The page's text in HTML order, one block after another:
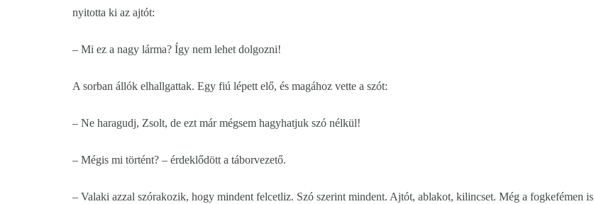
nyitotta ki az ajtót:
– Mi ez a nagy lárma? Így nem lehet dolgozni!
A sorban állók elhallgattak. Egy fiú lépett elő, és magához vette a szót:
– Ne haragudj, Zsolt, de ezt már mégsem hagyhatjuk szó nélkül!
– Mégis mi történt? – érdeklődött a táborvezető.
– Valaki azzal szórakozik, hogy mindent felcetliz. Szó szerint mindent. Ajtót, ablakot, kilincset. Még a fogkefémen is